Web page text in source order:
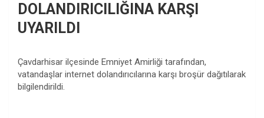
DOLANDIRICILIĞINA KARŞI
UYARILDI
Çavdarhisar ilçesinde Emniyet Amirliği tarafından,
vatandaşlar internet dolandırıcılarına karşı broşür dağıtılarak
bilgilendirildi.